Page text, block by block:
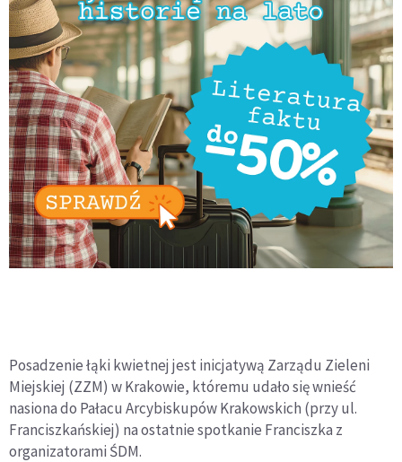
Posadzenie łąki kwietnej jest inicjatywą Zarządu Zieleni
Miejskiej (ZZM) w Krakowie, któremu udało się wnieść
nasiona do Pałacu Arcybiskupów Krakowskich (przy ul.
Franciszkańskiej) na ostatnie spotkanie Franciszka z
organizatorami ŚDM.